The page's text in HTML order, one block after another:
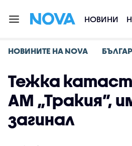
НОВИНИ
НОВИНИТЕ НА NOVA
Тежка
АМ „Тракия”,
загинал